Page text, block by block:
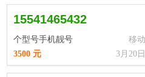
15541465432
个型号手机靓号
移动
3月20日
3500 元